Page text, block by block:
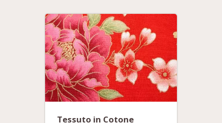
Tessuto in Cotone